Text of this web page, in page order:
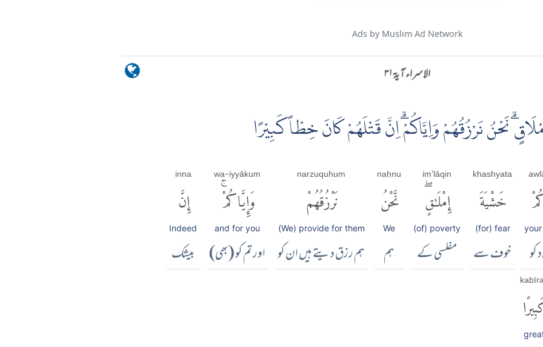
Ads by Muslim Ad Network
الاسراء آية ۳۱
نَحْنُ نَرْزُقُهُمْ وَاِيَّاكُمْۗ اِنَّ قَتْلَهُمْ كَانَ خِطْاً كَبِيْرًا
کو
khashyata
خَشْيَةَ
(for) fear
خوف سے
im'lāqin
إِمْلَٰقٍۖ
(of) poverty
مفلسی کے
naḥnu
نَّحْنُ
We
ہم
narzuquhum
نَرْزُقُهُمْ
(We) provide for them
ہم رزق دیتے ہیں ان کو
wa-iyyākum
وَإِيَّاكُمْۚ
and for you
اور تم کو (بھی)
inna
إِنَّ
Indeed
بیشک